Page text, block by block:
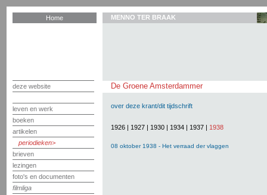
Home
deze website
leven en werk
boeken
artikelen
periodieken
brieven
lezingen
foto's en documenten
filmliga
MENNO TER BRAAK
De Groene Amsterdammer
over deze krant/dit tijdschrift
1926 | 1927 | 1930 | 1934 | 1937 | 1938
08 oktober 1938 - Het verraad der vlaggen